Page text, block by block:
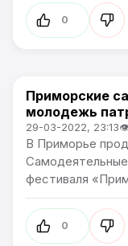
0
Общество
Приморские
молодежь
29-03-2022, 23:13
В Приморье
фестиваля
0